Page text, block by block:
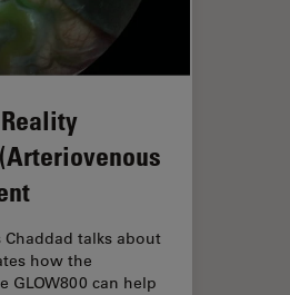
Chaddad talks about
how the
GLOW800 can help